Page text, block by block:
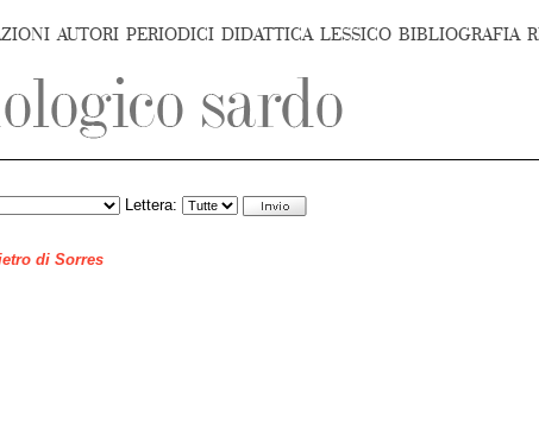
AUTORI PERIODICI DIDATTICA LESSICO BIBLIOGRAFIA
Lettera:
di Sorres